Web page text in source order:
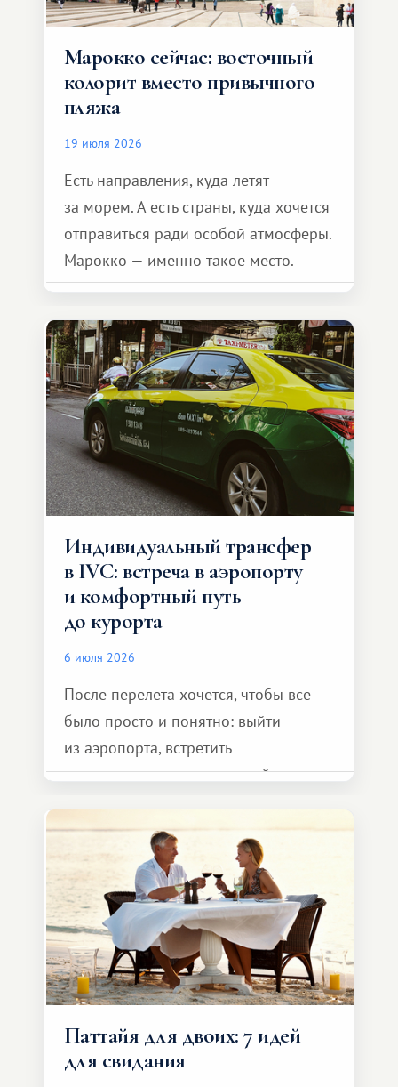
Марокко сейчас: восточный
колорит вместо привычного
пляжа
19 июля 2026
Есть направления, куда летят
за морем. А есть страны, куда хочется
отправиться ради особой атмосферы.
Марокко — именно такое место.
Индивидуальный трансфер
в IVC: встреча в аэропорту
и комфортный путь
до курорта
6 июля 2026
После перелета хочется, чтобы все
было просто и понятно: выйти
из аэропорта, встретить
представителя транспортной
и спокойно доехать до курорта.
Паттайя для двоих: 7 идей
для свидания